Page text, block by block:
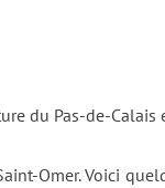
du Pas-de-
Omer. Voici